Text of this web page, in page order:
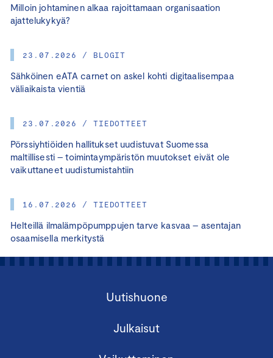
Milloin johtaminen alkaa rajoittamaan organisaation
ajattelukykyä?
23.07.2026 / BLOGIT
Sähköinen eATA carnet on askel kohti digitaalisempaa
väliaikaista vientiä
23.07.2026 / TIEDOTTEET
Pörssiyhtiöiden hallitukset uudistuvat Suomessa
maltillisesti – toimintaympäristön muutokset eivät ole
vaikuttaneet uudistumistahtiin
16.07.2026 / TIEDOTTEET
Helteillä ilmalämpöpumppujen tarve kasvaa – asentajan
osaamisella merkitystä
Uutishuone
Julkaisut